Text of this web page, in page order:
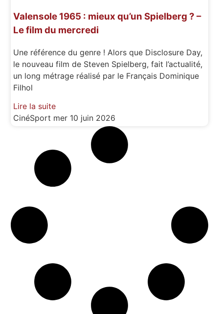
Valensole 1965 : mieux qu’un Spielberg ? –
Le film du mercredi
Une référence du genre ! Alors que Disclosure Day,
le nouveau film de Steven Spielberg, fait l’actualité,
un long métrage réalisé par le Français Dominique
Filhol
Lire la suite
CinéSport mer 10 juin 2026